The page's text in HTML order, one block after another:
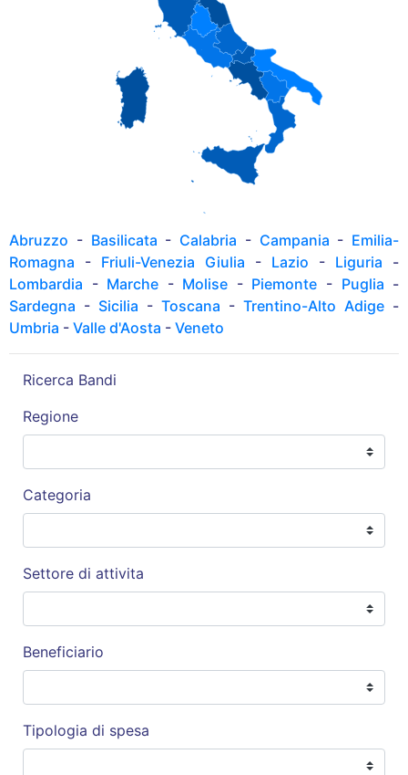
Abruzzo - Basilicata - Calabria - Campania - Emilia-
Romagna - Friuli-Venezia Giulia - Lazio - Liguria -
Lombardia - Marche - Molise - Piemonte - Puglia -
Sardegna - Sicilia - Toscana - Trentino-Alto Adige -
Umbria - Valle d'Aosta - Veneto
Ricerca Bandi
Regione
Categoria
Settore di attivita
Beneficiario
Tipologia di spesa